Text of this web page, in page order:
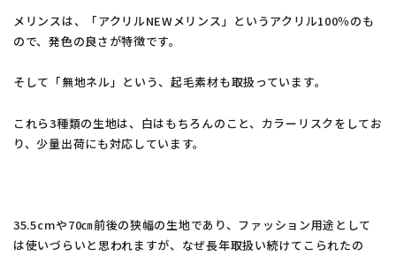
メリンスは、「アクリルNEWメリンス」というアクリル100％のも
ので、発色の良さが特徴です。
そして「無地ネル」という、起毛素材も取扱っています。
これら3種類の生地は、白はもちろんのこと、カラーリスクをしてお
り、少量出荷にも対応しています。
35.5cmや70㎝前後の狭幅の生地であり、ファッション用途として
は使いづらいと思われますが、なぜ長年取扱い続けてこられたの